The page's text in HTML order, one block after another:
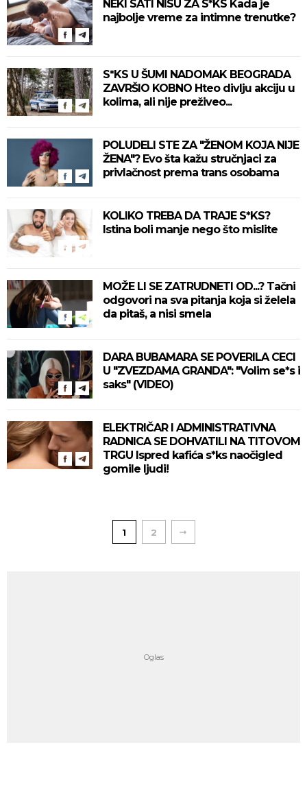
NEKI SATI NISU ZA S*KS Kada je
najbolje vreme za intimne trenutke?
S*KS U ŠUMI NADOMAK BEOGRADA
ZAVRŠIO KOBNO Hteo divlju akciju u
kolima, ali nije preživeo...
POLUDELI STE ZA "ŽENOM KOJA NIJE
ŽENA"? Evo šta kažu stručnjaci za
privlačnost prema trans osobama
KOLIKO TREBA DA TRAJE S*KS?
Istina boli manje nego što mislite
MOŽE LI SE ZATRUDNETI OD...? Tačni
odgovori na sva pitanja koja si želela
da pitaš, a nisi smela
DARA BUBAMARA SE POVERILA CECI
U "ZVEZDAMA GRANDA": "Volim se*s i
saks" (VIDEO)
ELEKTRIČAR I ADMINISTRATIVNA
RADNICA SE DOHVATILI NA TITOVOM
TRGU Ispred kafića s*ks naočigled
gomile ljudi!
1 2